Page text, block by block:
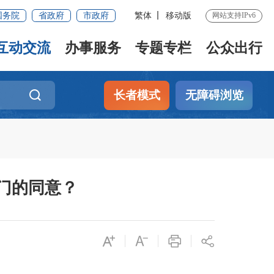
务院 省政府 市政府 繁体 移动版 网站支持IPv6
动交流 办事服务 专题专栏 公众出行
长者模式 无障碍浏览
的同意？